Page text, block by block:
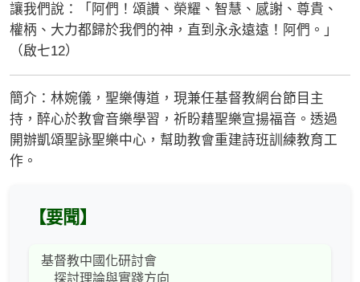
讓我們說：「阿們！頌讚、榮耀、智慧、感謝、尊貴、
權柄、大力都歸於我們的神，直到永永遠遠！阿們。」
（啟七12）
簡介：林婉儀，聖樂傳道，現兼任基督教網台節目主
持，醉心於教會音樂學習，祈盼藉聖樂宣揚福音。透過
開辦凱頌聖詠聖樂中心，幫助教會重建詩班訓練教育工
作。
【要聞】
基督教中國化研討會
探討理論與實踐方向